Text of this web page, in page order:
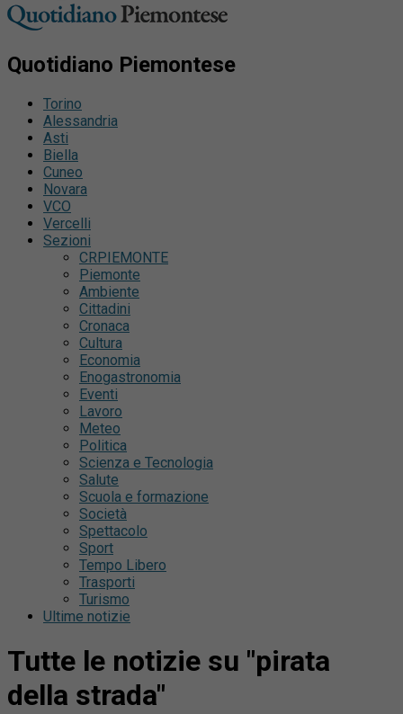
Quotidiano Piemontese
Torino
Alessandria
Asti
Biella
Cuneo
Novara
VCO
Vercelli
Sezioni
CRPIEMONTE
Piemonte
Ambiente
Cittadini
Cronaca
Cultura
Economia
Enogastronomia
Eventi
Lavoro
Meteo
Politica
Scienza e Tecnologia
Salute
Scuola e formazione
Società
Spettacolo
Sport
Tempo Libero
Trasporti
Turismo
Ultime notizie
Tutte le notizie su "pirata
della strada"